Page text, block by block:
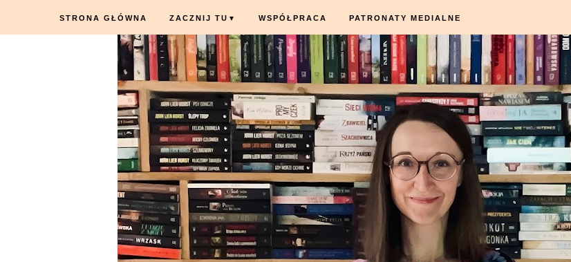
STRONA GŁÓWNA ZACZNIJ TU ▼ WSPÓŁPRACA PATRONATY MEDIALNE